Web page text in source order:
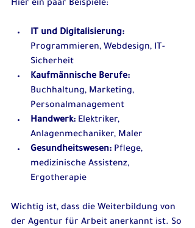
Hier ein paar Beispiele:
IT und Digitalisierung:
Programmieren, Webdesign, IT-
Sicherheit
Kaufmännische Berufe:
Buchhaltung, Marketing,
Personalmanagement
Handwerk: Elektriker,
Anlagenmechaniker, Maler
Gesundheitswesen: Pflege,
medizinische Assistenz,
Ergotherapie
Wichtig ist, dass die Weiterbildung von
der Agentur für Arbeit anerkannt ist. So